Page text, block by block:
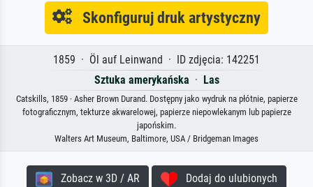
Skonfiguruj druk artystyczny
1859 · Öl auf Leinwand · ID zdjęcia: 142251
Sztuka amerykańska · Las
Catskills, 1859 · Asher Brown Durand. Dostępny jako wydruk na płótnie, papierze
fotograficznym, tekturze akwarelowej, papierze niepowlekanym lub papierze
japońskim.
Walters Art Museum, Baltimore, USA / Bridgeman Images
Zobacz w 3D / AR Dodaj do ulubionych